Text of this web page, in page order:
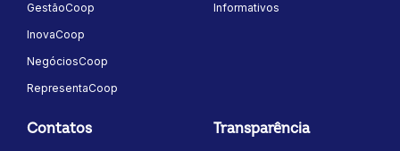
GestãoCoop
InovaCoop
NegóciosCoop
RepresentaCoop
Informativos
Contatos Transparência